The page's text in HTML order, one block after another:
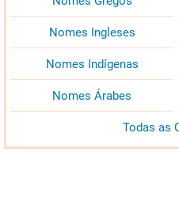
Nomes Ingleses
Nomes Indígenas
Nomes Árabes
Todas as